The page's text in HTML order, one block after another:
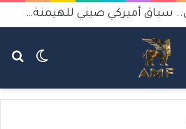
الذكاء الاصطناعي.. سباق أميركي صيني للهيمنة يثير القلق
الوضع